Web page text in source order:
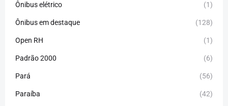
Ônibus elétrico (1)
Ônibus em destaque (128)
Open RH (1)
Padrão 2000 (6)
Pará (56)
Paraíba (42)